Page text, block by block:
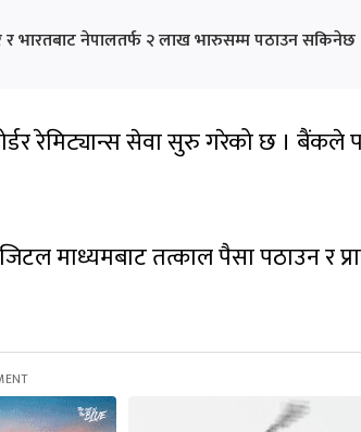
भारतबाट नेपालतर्फ २ लाख भारुसम्म पठाउन सकिनेछ
रेमिट्यान्स सेवा सुरु गरेको छ । बैंकले
माध्यमबाट तत्काल पैसा पठाउन र